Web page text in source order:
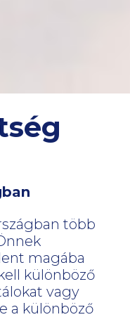
több
magába
különböző
vagy
a különböző